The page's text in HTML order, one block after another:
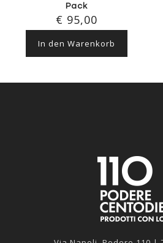
Pack
€ 95,00
In den Warenkorb